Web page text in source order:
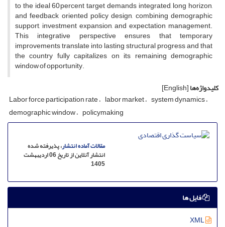
to the ideal 60 percent target demands integrated, long horizon,
and feedback oriented policy design, combining demographic
support, investment expansion, and expectation management.
This integrative perspective ensures that temporary
improvements translate into lasting structural progress and that
the country fully capitalizes on its remaining demographic
window of opportunity.
کلیدواژه‌ها[English]
Labor force participation rate labor market system dynamics
demographic window policymaking
مقالات آماده انتشار، پذیرفته شده
انتشار آنلاین از تاریخ 06 اردیبهشت
1405
فایل ها